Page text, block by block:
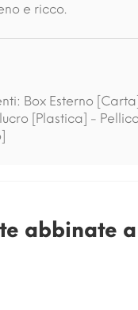
e ricco.
Box Esterno
[Plastica] -
abbinate